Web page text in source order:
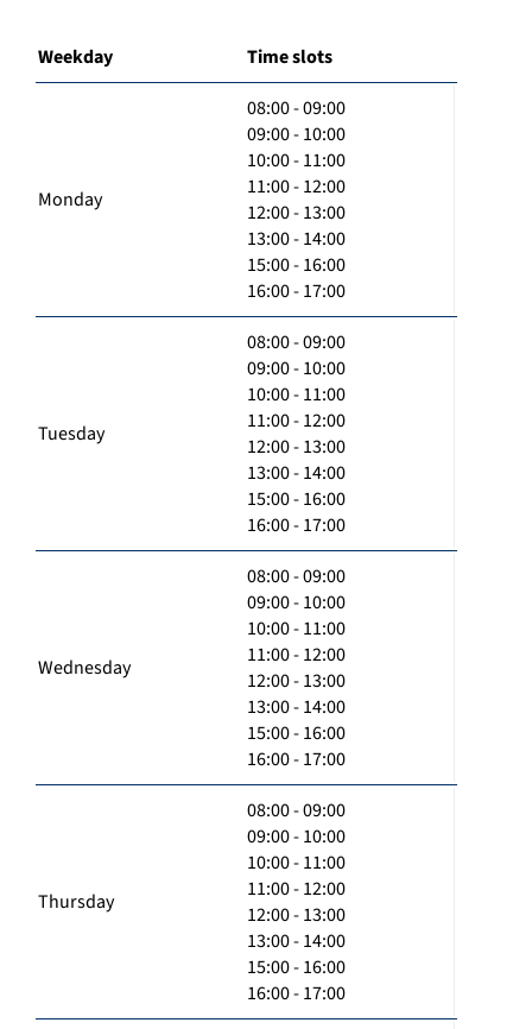
Weekday Time slots
Monday
08:00 - 09:00
09:00 - 10:00
10:00 - 11:00
11:00 - 12:00
12:00 - 13:00
13:00 - 14:00
15:00 - 16:00
16:00 - 17:00
Tuesday
08:00 - 09:00
09:00 - 10:00
10:00 - 11:00
11:00 - 12:00
12:00 - 13:00
13:00 - 14:00
15:00 - 16:00
16:00 - 17:00
Wednesday
08:00 - 09:00
09:00 - 10:00
10:00 - 11:00
11:00 - 12:00
12:00 - 13:00
13:00 - 14:00
15:00 - 16:00
16:00 - 17:00
Thursday
08:00 - 09:00
09:00 - 10:00
10:00 - 11:00
11:00 - 12:00
12:00 - 13:00
13:00 - 14:00
15:00 - 16:00
16:00 - 17:00